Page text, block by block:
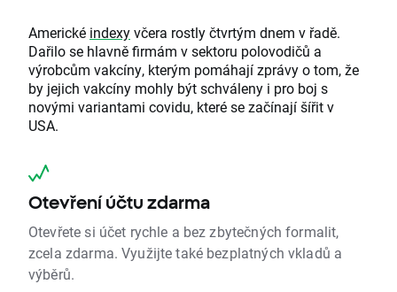
Americké indexyvčera rostly čtvrtým dnem v řadě.
Dařilo se hlavně firmám v sektoru polovodičů a
výrobcům vakcíny, kterým pomáhají zprávy o tom, že
by jejich vakcíny mohly být schváleny i pro boj s
novými variantami covidu, které se začínají šířit v
USA.
Otevření účtu zdarma
Otevřete si účet rychle a bez zbytečných formalit,
zcela zdarma. Využijte také bezplatných vkladů a
výběrů.